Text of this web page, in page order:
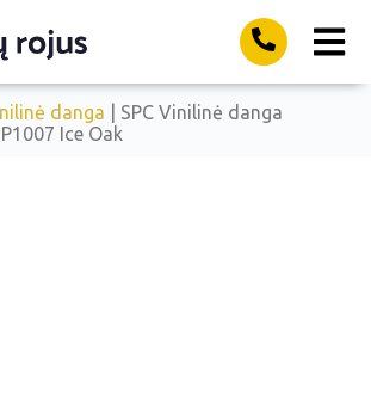
danga | SPC Vinilinė danga
Ice Oak